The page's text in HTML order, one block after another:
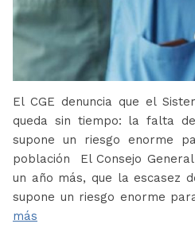
El CGE denuncia que el
queda sin tiempo: la falta
supone un riesgo enorme
población El Consejo
un año más, que la escasez
supone un riesgo enorme
más